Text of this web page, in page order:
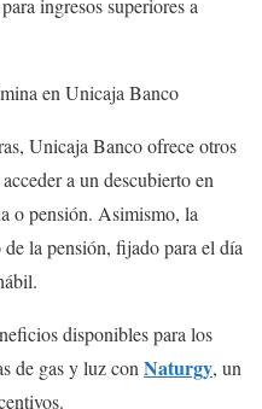
ingresos superiores a
en Unicaja Banco
Unicaja Banco ofrece otros
a un descubierto en
o pensión. Asimismo, la
la pensión, fijado para el día
disponibles para los
de gas y luz con Naturgy, un